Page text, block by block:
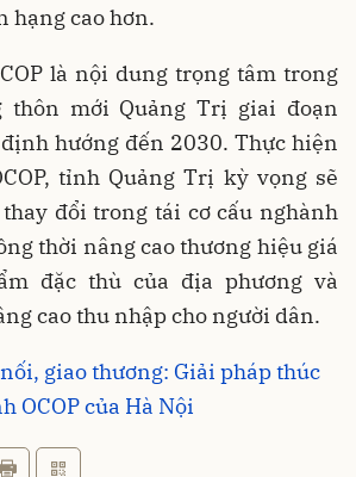
hạng cao hơn.
là nội dung trọng tâm trong
thôn mới Quảng Trị giai đoạn
hướng đến 2030. Thực hiện
tỉnh Quảng Trị kỳ vọng sẽ
đổi trong tái cơ cấu nghành
thời nâng cao thương hiệu giá
đặc thù của địa phương và
cao thu nhập cho người dân.
giao thương: Giải pháp thúc
OCOP của Hà Nội